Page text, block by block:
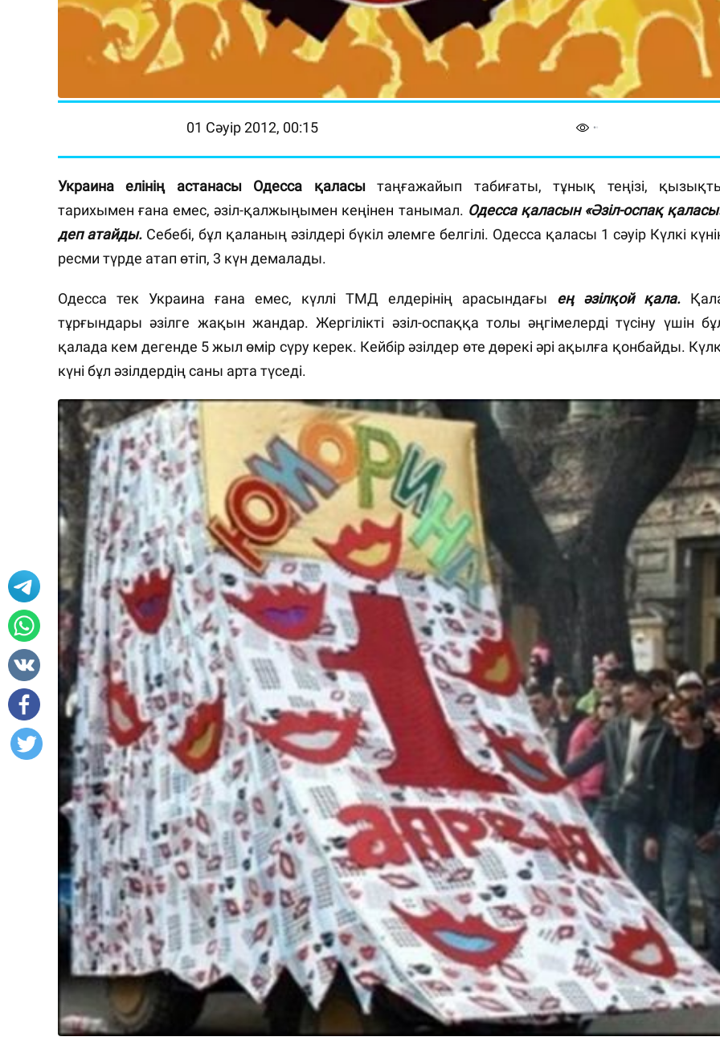
01 Сәуір 2012, 00:15
Украина елінің астанасы Одесса қаласытаңғажайып табиғаты, тұнық теңізі,
тарихымен ғана емес, әзіл-қалжыңымен кеңінен танымал. Одесса қаласын «Әзіл-оспақ
деп атайды. Себебі, бұл қаланың әзілдері бүкіл әлемге белгілі. Одесса қаласы 1 сәуір Күлкі
ресми түрде атап өтіп, 3 күн демалады.
Одесса тек Украина ғана емес, күллі ТМД елдерінің арасындағы ең әзілқой қала.
тұрғындары әзілге жақын жандар. Жергілікті әзіл-оспаққа толы әңгімелерді түсіну үшін
қалада кем дегенде 5 жыл өмір сүру керек. Кейбір әзілдер өте дөрекі әрі ақылға қонбайды.
күні бұл әзілдердің саны арта түседі.